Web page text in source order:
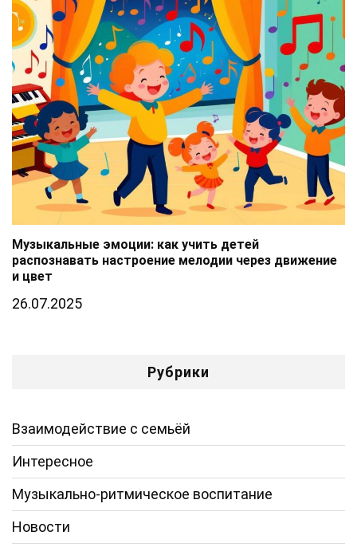
Музыкальные эмоции: как учить детей
распознавать настроение мелодии через движение
и цвет
26.07.2025
Рубрики
Взаимодействие с семьёй
Интересное
Музыкально-ритмическое воспитание
Новости